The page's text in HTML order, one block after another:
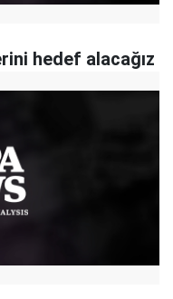
hedef alacağız